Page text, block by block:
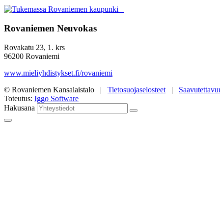
Rovaniemen Neuvokas
Rovakatu 23, 1. krs
96200 Rovaniemi
www.mieliyhdistykset.fi/rovaniemi
© Rovaniemen Kansalaistalo | Tietosuojaselosteet |
Toteutus: Iggo Software
Hakusana